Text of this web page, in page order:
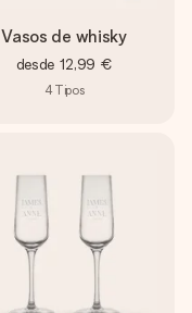
Vasos de whisky
desde 12,99 €
4Tipos